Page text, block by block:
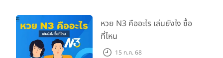
หวย N3 คืออะไร เล่นยังไง ซื้อ
ที่ไหน
15 ก.ค. 68